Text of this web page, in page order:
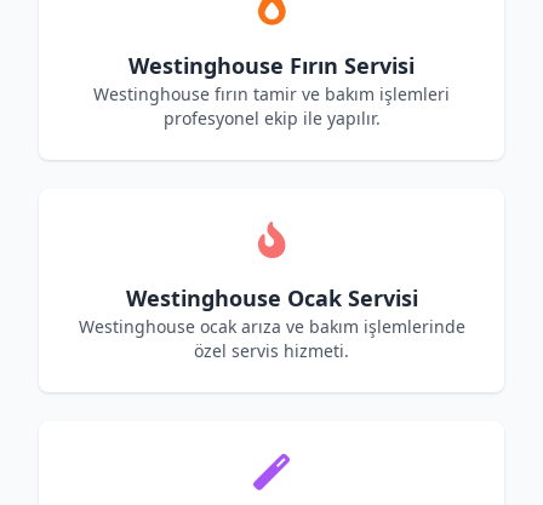
Westinghouse Fırın Servisi
Westinghouse fırın tamir ve bakım işlemleri
profesyonel ekip ile yapılır.
Westinghouse Ocak Servisi
Westinghouse ocak arıza ve bakım işlemlerinde
özel servis hizmeti.